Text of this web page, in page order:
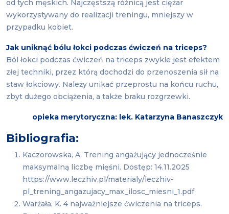
od tych męskich. Najczęstszą różnicą jest ciężar
wykorzystywany do realizacji treningu, mniejszy w
przypadku kobiet.
Jak uniknąć bólu łokci podczas ćwiczeń na triceps?
Ból łokci podczas ćwiczeń na triceps zwykle jest efektem
złej techniki, przez którą dochodzi do przenoszenia sił na
staw łokciowy. Należy unikać przeprostu na końcu ruchu,
zbyt dużego obciążenia, a także braku rozgrzewki.
opieka merytoryczna: lek. Katarzyna Banaszczyk
Bibliografia:
Kaczorowska, A. Trening angażujący jednocześnie
maksymalną liczbę mięśni. Dostęp: 14.11.2025
https://www.leczhiv.pl/materialy/leczhiv-
pl_trening_angazujacy_max_ilosc_miesni_1.pdf
Warżała, K. 4 najważniejsze ćwiczenia na triceps.